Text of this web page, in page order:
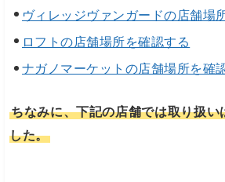
ヴィレッジヴァンガードの店舗場
ロフトの店舗場所を確認する
ナガノマーケットの店舗場所を確
ちなみに、下記の店舗では取り扱い
した。